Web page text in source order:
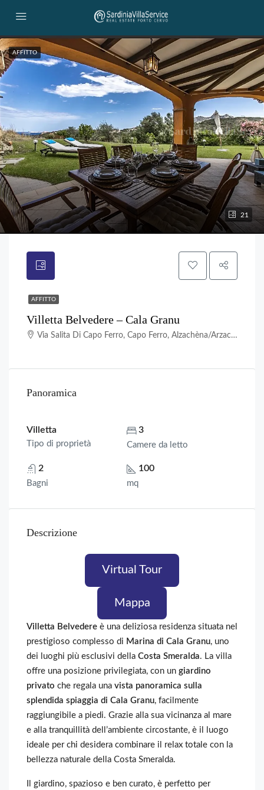
21
AFFITTO
AFFITTO
Villetta Belvedere – Cala Granu
Via Salita Di Capo Ferro, Capo Ferro, Alzachèna/Arzachena, Gallura Nord-Est Sardegna, Sardigna/Sardegna, Italia
Panoramica
Villetta
Tipo di proprietà
3
Camere da letto
2
Bagni
100
mq
Descrizione
Virtual Tour
Mappa
Villetta Belvedere è una deliziosa residenza situata nel
prestigioso complesso di Marina di Cala Granu, uno
dei luoghi più esclusivi della Costa Smeralda. La villa
offre una posizione privilegiata, con un giardino
privato che regala una vista panoramica sulla
splendida spiaggia di Cala Granu, facilmente
raggiungibile a piedi. Grazie alla sua vicinanza al mare
e alla tranquillità dell’ambiente circostante, è il luogo
ideale per chi desidera combinare il relax totale con la
bellezza naturale della Costa Smeralda.
Il giardino, spazioso e ben curato, è perfetto per